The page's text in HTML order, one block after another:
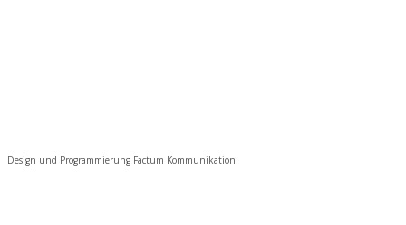
Design und Programmierung Factum Kommunikation